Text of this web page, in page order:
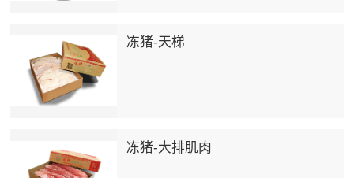
冻猪-天梯
冻猪-大排肌肉